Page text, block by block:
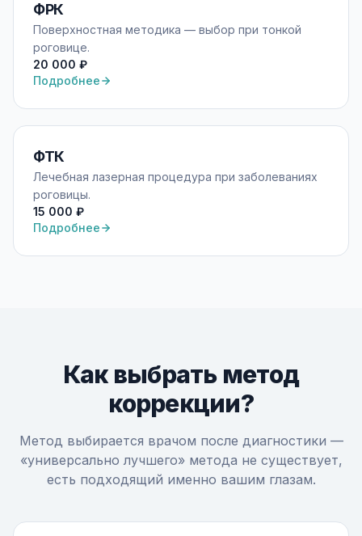
ФРК
Поверхностная методика — выбор при тонкой
роговице.
20 000 ₽
Подробнее
ФТК
Лечебная лазерная процедура при заболеваниях
роговицы.
15 000 ₽
Подробнее
Как выбрать метод
коррекции?
Метод выбирается врачом после диагностики —
«универсально лучшего» метода не существует,
есть подходящий именно вашим глазам.